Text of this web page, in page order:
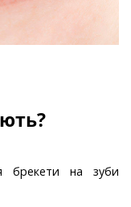
брекети на зуби